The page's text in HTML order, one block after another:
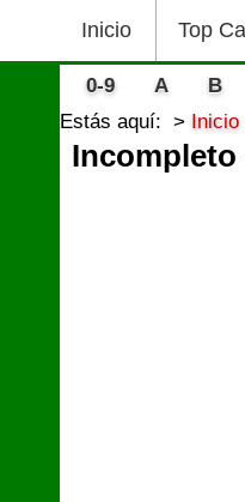
Inicio Top
0-9 A B
Estás aquí:
Inicio